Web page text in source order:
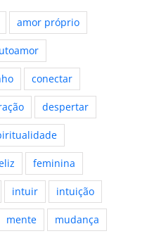
amor próprio
conectar
despertar
feminina
intuir intuição
mente mudança